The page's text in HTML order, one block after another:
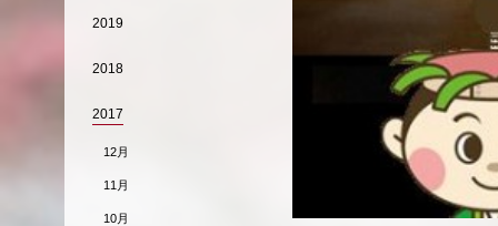
2019
2018
2017
12月
11月
10月